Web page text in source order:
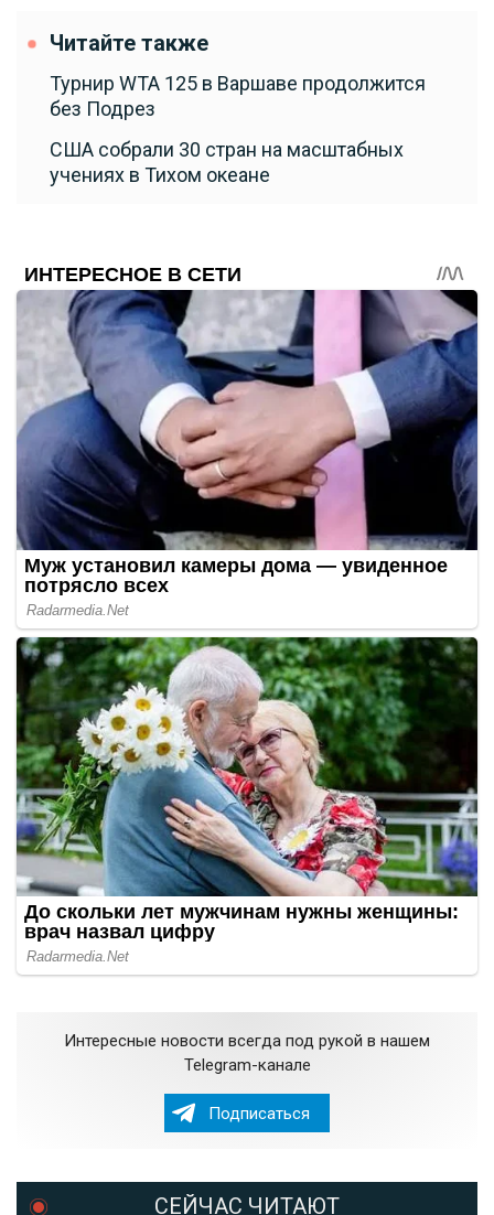
Читайте также
Турнир WTA 125 в Варшаве продолжится
без Подрез
США собрали 30 стран на масштабных
учениях в Тихом океане
Интересные новости всегда под рукой в нашем
Telegram-канале
Подписаться
СЕЙЧАС ЧИТАЮТ